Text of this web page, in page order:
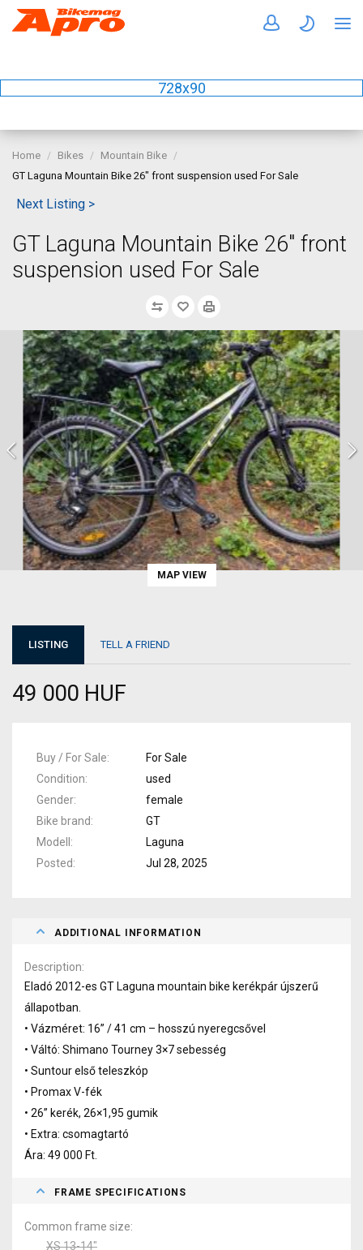
728x90
Home Bikes
Mountain Bike
GT Laguna Mountain Bike 26" front suspension used For Sale
Next Listing >
GT Laguna Mountain Bike 26" front
suspension used For Sale
MAP VIEW
LISTING TELL A FRIEND
49 000 HUF
Buy / For Sale
For Sale
Condition
used
Gender
female
Bike brand
GT
Modell
Laguna
Posted
Jul 28, 2025
ADDITIONAL INFORMATION
Description
Eladó 2012-es GT Laguna mountain bike kerékpár újszerű
állapotban.
• Vázméret: 16” / 41 cm – hosszú nyeregcsővel
• Váltó: Shimano Tourney 3×7 sebesség
• Suntour első teleszkóp
• Promax V-fék
• 26” kerék, 26×1,95 gumik
• Extra: csomagtartó
Ára: 49 000 Ft.
FRAME SPECIFICATIONS
Common frame size
XS 13-14"